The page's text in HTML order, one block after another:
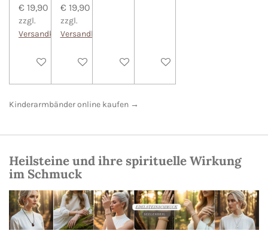
€ 19,90
zzgl.
Versandkosten
In den Warenkorb
€ 19,90
zzgl.
Versandkosten
In den WarenkorbIn den WarenkorbIn den Warenkorb
Kinderarmbänder online kaufen →
Heilsteine und ihre spirituelle Wirkung
im Schmuck